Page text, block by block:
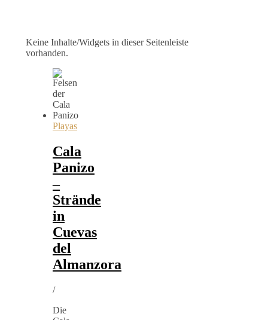
Keine Inhalte/Widgets in dieser Seitenleiste
vorhanden.
Playas
Cala
Panizo
–
Strände
in
Cuevas
del
Almanzora
/
Die